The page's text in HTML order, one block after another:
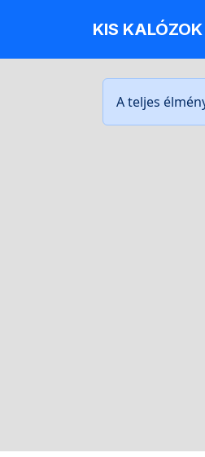
KIS KALÓZOK
A teljes